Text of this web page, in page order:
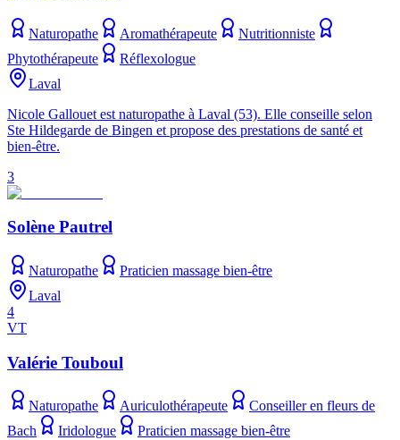
Naturopathe Aromathérapeute
Nutritionniste
Phytothérapeute
Réflexologue
Laval
Nicole Gallouet est naturopathe à Laval (53). Elle conseille selon
Ste Hildegarde de Bingen et propose des prestations de santé et
bien-être.
3
Solène Pautrel
Naturopathe
Praticien massage bien-être
Laval
4
VT
Valérie Touboul
Naturopathe Auriculothérapeute
Conseiller en fleurs de
Bach
Iridologue
Praticien massage bien-être